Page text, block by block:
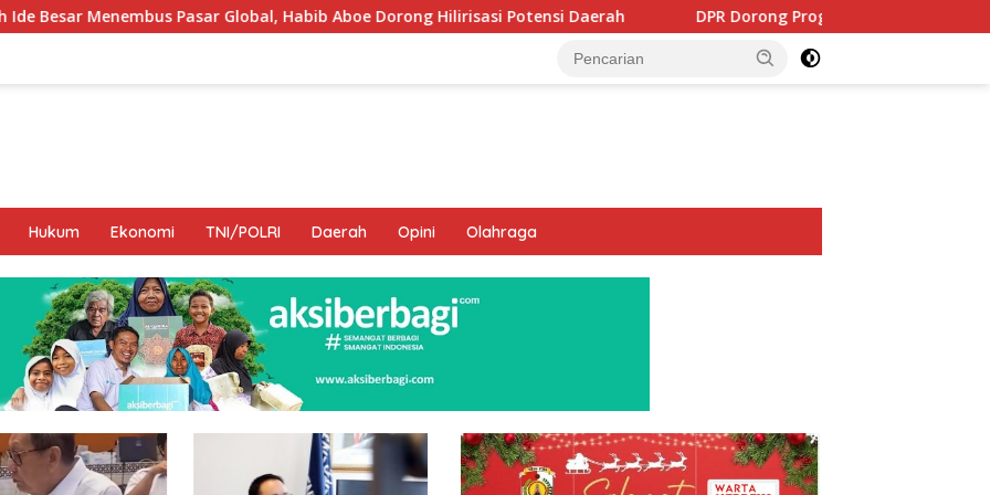
Habib Aboe Dorong Hilirisasi Potensi Daerah DPR Dorong Program PTSL dan Percepatan Sertifikasi Tanah
Hukum Ekonomi TNI/POLRI Daerah Opini Olahraga